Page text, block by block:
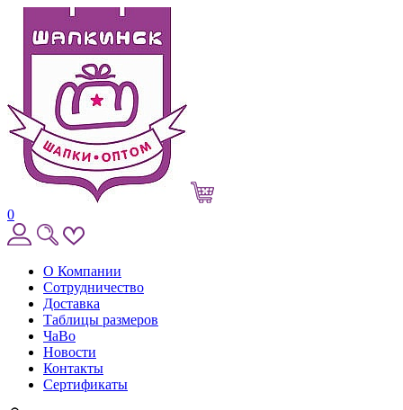
0
О Компании
Сотрудничество
Доставка
Таблицы размеров
ЧаВо
Новости
Контакты
Сертификаты